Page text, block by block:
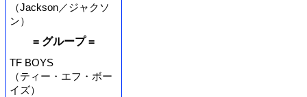
（Jackson／ジャクソ
ン）
= グループ =
TF BOYS
（ティー・エフ・ボー
イズ）